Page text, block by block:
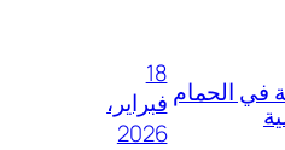
في الحمام
18
فبراير،
2026